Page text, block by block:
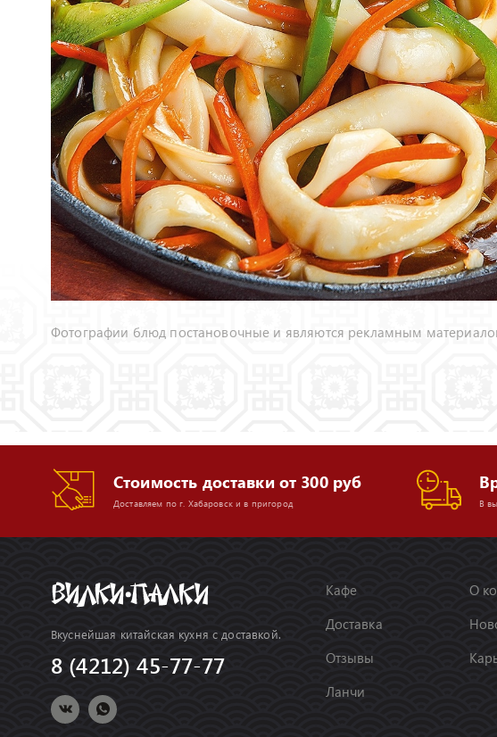
Фотографии блюд постановочные и являются рекламным
Стоимость доставки от 300 руб
Доставляем по г. Хабаровск и в пригород В
Вкуснейшая китайская кухня с доставкой.
8 (4212) 45-77-77
Кафе
Доставка
Отзывы
Ланчи
О